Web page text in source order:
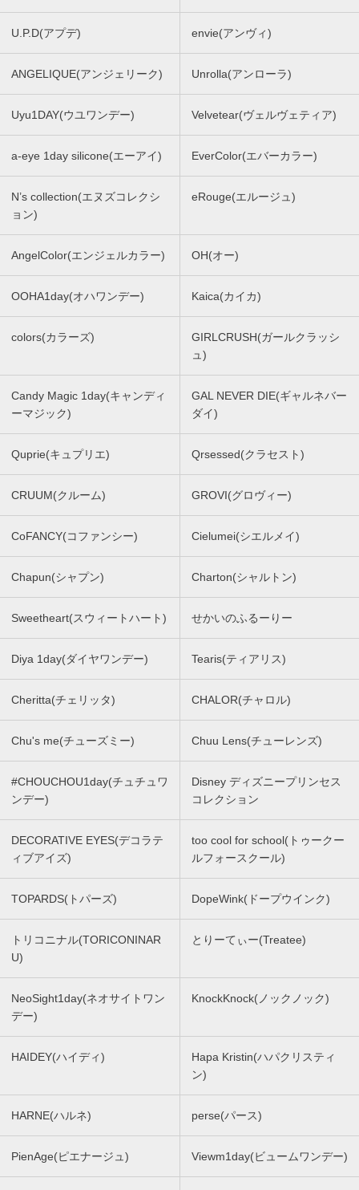
U.P.D(アプデ) envie(アンヴィ)
ANGELIQUE(アンジェリーク) Unrolla(アンローラ)
Uyu1DAY(ウユワンデー) Velvetear(ヴェルヴェティア)
a-eye 1day silicone(エーアイ) EverColor(エバーカラー)
N’s collection(エヌズコレクシ
ョン)
eRouge(エルージュ)
AngelColor(エンジェルカラー) OH(オー)
OOHA1day(オハワンデー) Kaica(カイカ)
colors(カラーズ)
GIRLCRUSH(ガールクラッシ
ュ)
Candy Magic 1day(キャンディ
ーマジック)
GAL NEVER DIE(ギャルネバー
ダイ)
Quprie(キュプリエ) Qrsessed(クラセスト)
CRUUM(クルーム) GROVI(グロヴィー)
CoFANCY(コファンシー) Cielumei(シエルメイ)
Chapun(シャプン) Charton(シャルトン)
Sweetheart(スウィートハート) せかいのふるーりー
Diya 1day(ダイヤワンデー) Tearis(ティアリス)
Cheritta(チェリッタ) CHALOR(チャロル)
Chu's me(チューズミー) Chuu Lens(チューレンズ)
#CHOUCHOU1day(チュチュワ
ンデー)
Disney ディズニープリンセス
コレクション
DECORATIVE EYES(デコラテ
ィブアイズ)
too cool for school(トゥークー
ルフォースクール)
TOPARDS(トパーズ) DopeWink(ドープウインク)
トリコニナル(TORICONINAR
U)
とりーてぃー(Treatee)
NeoSight1day(ネオサイトワン
デー)
KnockKnock(ノックノック)
HAIDEY(ハイディ)
Hapa Kristin(ハパクリスティ
ン)
HARNE(ハルネ) perse(パース)
PienAge(ピエナージュ) Viewm1day(ビュームワンデー)